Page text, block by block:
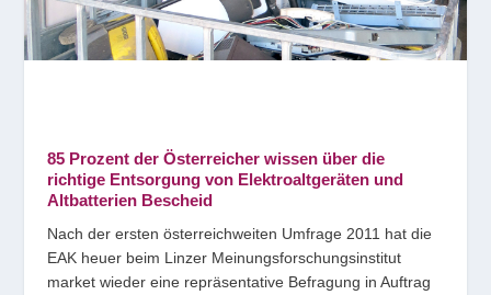
85 Prozent der Österreicher wissen über die
richtige Entsorgung von Elektroaltgeräten und
Altbatterien Bescheid
Nach der ersten österreichweiten Umfrage 2011 hat die
EAK heuer beim Linzer Meinungsforschungsinstitut
market wieder eine repräsentative Befragung in Auftrag